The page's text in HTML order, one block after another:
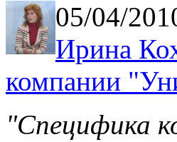
05/04/
Ирина
компании
"Специфика